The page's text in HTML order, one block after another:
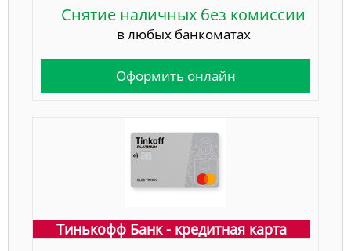
Снятие наличных без комиссии
в любых банкоматах
Оформить онлайн
Тинькофф Банк - кредитная карта